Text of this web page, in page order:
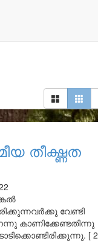
തീക്ഷ്ണത
വേണ്ടി
കാണിക്കേണ്ടതിന്നു
[ 2